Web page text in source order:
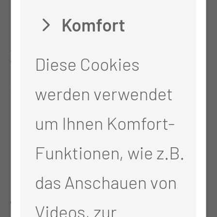
bleibt mir ausreichend
Zeit für die Familie. Und
das hatte ich so bei
meinem Job im
Pflegeheim vorher nicht.
Da war nicht Feierabend,
wenn Feierabend war,
Komfort
Diese Cookies
werden verwendet
um Ihnen Komfort-
Funktionen, wie z.B.
das Anschauen von
Videos, zur